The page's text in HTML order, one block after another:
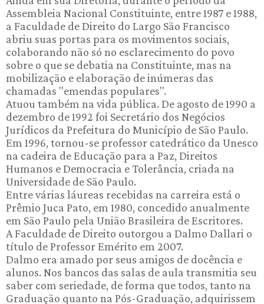
Assembleia Nacional Constituinte, entre 1987 e 1988,
a Faculdade de Direito do Largo São Francisco
abriu suas portas para os movimentos sociais,
colaborando não só no esclarecimento do povo
sobre o que se debatia na Constituinte, mas na
mobilização e elaboração de inúmeras das
chamadas "emendas populares".
Atuou também na vida pública. De agosto de 1990 a
dezembro de 1992 foi Secretário dos Negócios
Jurídicos da Prefeitura do Município de São Paulo.
Em 1996, tornou-se professor catedrático da Unesco
na cadeira de Educação para a Paz, Direitos
Humanos e Democracia e Tolerância, criada na
Universidade de São Paulo.
Entre várias láureas recebidas na carreira está o
Prêmio Juca Pato, em 1980, concedido anualmente
em São Paulo pela União Brasileira de Escritores.
A Faculdade de Direito outorgou a Dalmo Dallari o
título de Professor Emérito em 2007.
Dalmo era amado por seus amigos de docência e
alunos. Nos bancos das salas de aula transmitia seu
saber com seriedade, de forma que todos, tanto na
Graduação quanto na Pós-Graduação, adquirissem